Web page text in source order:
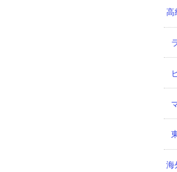
高
海